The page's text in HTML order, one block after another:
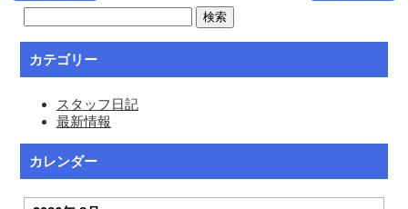
カテゴリー
スタッフ日記
最新情報
カレンダー